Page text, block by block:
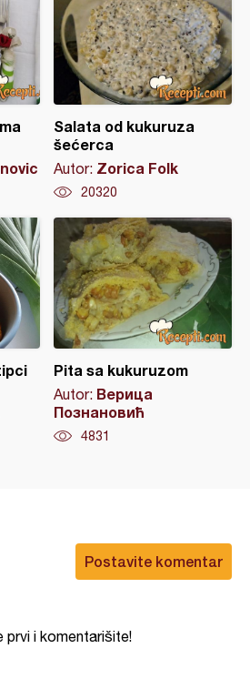
Salata od kukuruza
šećerca
Autor: Zorica Folk
20320
Pita sa kukuruzom
Autor: Верица
Познановић
4831
Postavite komentar
prvi i komentarišite!